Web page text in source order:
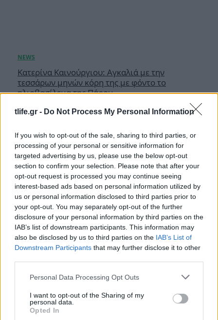
tlife.gr - Do Not Process My Personal Information
If you wish to opt-out of the sale, sharing to third parties, or
processing of your personal or sensitive information for
targeted advertising by us, please use the below opt-out
section to confirm your selection. Please note that after your
opt-out request is processed you may continue seeing
interest-based ads based on personal information utilized by
us or personal information disclosed to third parties prior to
your opt-out. You may separately opt-out of the further
disclosure of your personal information by third parties on the
IAB’s list of downstream participants. This information may
also be disclosed by us to third parties on the IAB’s List of
Downstream Participants that may further disclose it to other
Please note that this website/app uses one or more Google
not limited to your visit or usage behaviour. You may click to
grant or deny consent to Google and its third-party tags to
use your data for below specified purposes in below Google
Personal Data Processing Opt Outs
I want to opt-out of the Sharing of my
personal data.
Opted In
Κατερίνα Καινούργιου: Αγκαλιά με την
τεσσάρων μηνών κόρη της με φόντο το
ηλιοβασίλεμα της Πάρου
08.08.2026
Χαμογελαστοί στη νέα τους selfie από
φιλανθρωπική εκδήλωση στον Καναδά